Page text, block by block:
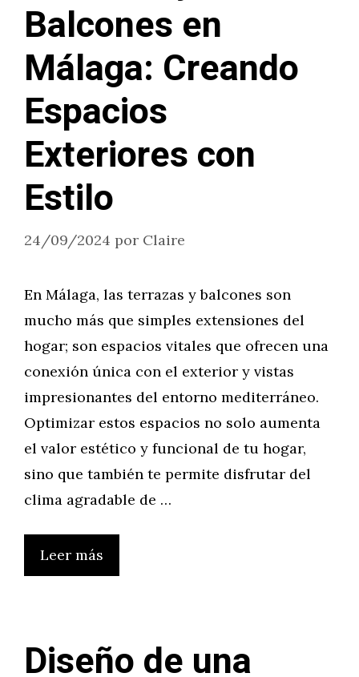
Balcones en
Málaga: Creando
Espacios
Exteriores con
Estilo
24/09/2024 por Claire
En Málaga, las terrazas y balcones son
mucho más que simples extensiones del
hogar; son espacios vitales que ofrecen una
conexión única con el exterior y vistas
impresionantes del entorno mediterráneo.
Optimizar estos espacios no solo aumenta
el valor estético y funcional de tu hogar,
sino que también te permite disfrutar del
clima agradable de …
Leer más
Diseño de una